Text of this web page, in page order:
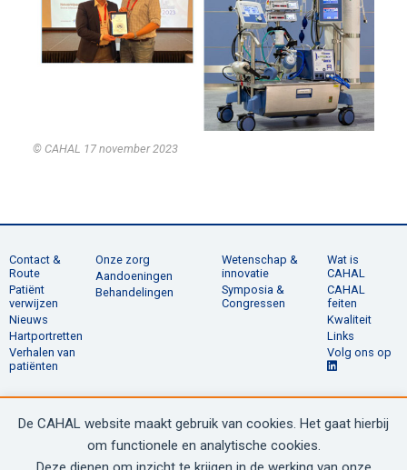
De CAHAL website maakt gebruik van cookies. Het gaat hierbij
om functionele en analytische cookies.
© CAHAL 17 november 2023
Contact &
Route
Patiënt
verwijzen
Nieuws
Hartportretten
Verhalen van
patiënten
Onze zorg
Aandoeningen
Behandelingen
Wetenschap &
innovatie
Symposia &
Congressen
Wat is
CAHAL
CAHAL
feiten
Kwaliteit
Links
Volg ons op
© 2020 - 2026 CAHAL